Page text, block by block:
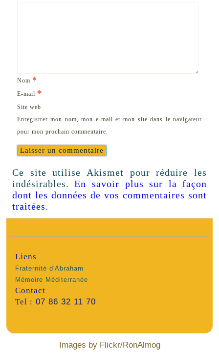
Nom *
E-mail *
Site web
Enregistrer mon nom, mon e-mail et mon site dans le navigateur
pour mon prochain commentaire.
Ce site utilise Akismet pour réduire les
indésirables.En savoir plus sur la façon
dont les données de vos commentaires sont
traitées.
Liens
Fraternité d'Abraham
Mémoire Méditerranée
Contact
Tel : 07 86 32 11 70
Images by Flickr/RonAlmog